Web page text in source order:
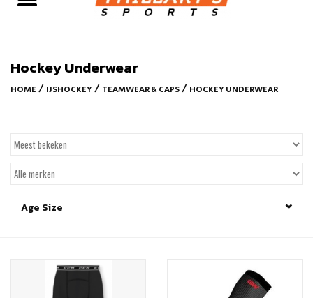
Inline Skates
FITNESS & ULTIMATE SHAPE
Schaatsen
Hockey Underwear
HOME / IJSHOCKEY/ TEAMWEAR & CAPS/ HOCKEY UNDERWEAR
Age Size